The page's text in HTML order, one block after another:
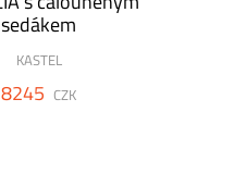
sedákem
KASTEL
8245 CZK